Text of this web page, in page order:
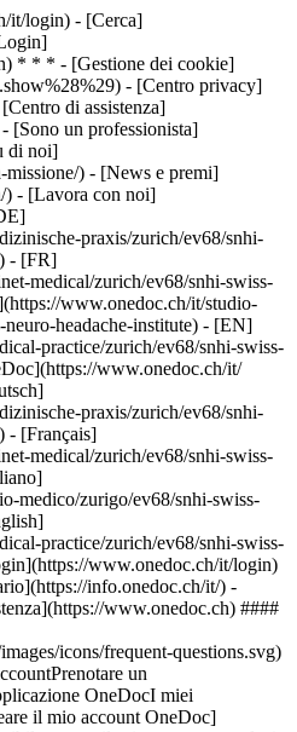
it/login) - [Cerca]
* * * - [Gestione dei cookie]
- [Centro privacy]
di assistenza]
un professionista]
di noi]
missione/) - [News e premi]
) - [Lavora con noi]
praxis/zurich/ev68/snhi-
- [FR]
medical/zurich/ev68/snhi-swiss-
www.onedoc.ch/it/studio-
headache-institute) - [EN]
practice/zurich/ev68/snhi-swiss-
www.onedoc.ch/it/
praxis/zurich/ev68/snhi-
- [Français]
medical/zurich/ev68/snhi-swiss-
medico/zurigo/ev68/snhi-swiss-
practice/zurich/ev68/snhi-swiss-
www.onedoc.ch/it/login)
info.onedoc.ch/it/) -
www.onedoc.ch) ####
icons/frequent-questions.svg)
un
OneDocI miei
il mio account OneDoc]